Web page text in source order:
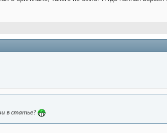
в статье?